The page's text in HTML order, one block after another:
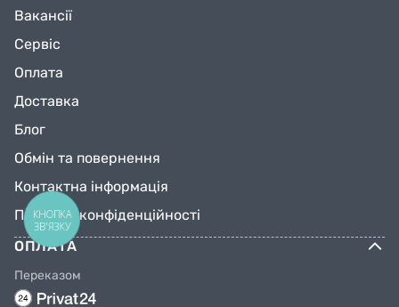
Вакансії
Сервіс
Оплата
Доставка
Блог
Обмін та повернення
Контактна інформація
Політика конфіденційності
ОПЛАТА
Переказом
КНОПКА
ЗВ'ЯЗКУ